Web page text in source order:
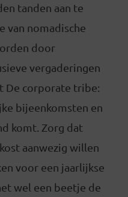
tanden aan te
van nomadische
door
vergaderingen
De corporate tribe:
bijeenkomsten en
komt. Zorg dat
aanwezig willen
voor een jaarlijkse
wel een beetje de